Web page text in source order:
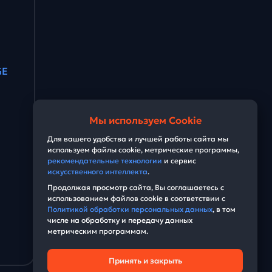
Мы используем Cookie
Для вашего удобства и лучшей работы сайта мы
используем файлы cookie, метрические программы,
рекомендательные технологии и сервис
искусственного интеллекта.
Продолжая просмотр сайта, Вы соглашаетесь с
использованием файлов cookie в соответствии с
Политикой обработки персональных данных, в том
числе на обработку и передачу данных
метрическим программам.
Принять и закрыть